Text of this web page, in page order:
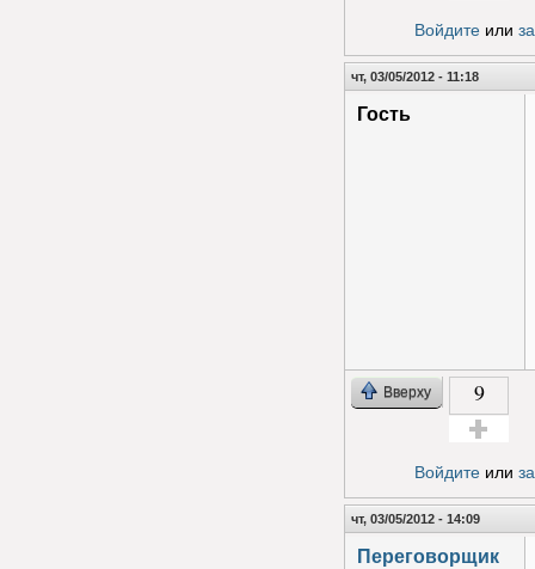
Войдитеили
чт, 03/05/2012 - 11:18
Гость
Вверху 9
Войдитеили
чт, 03/05/2012 - 14:09
Переговорщик